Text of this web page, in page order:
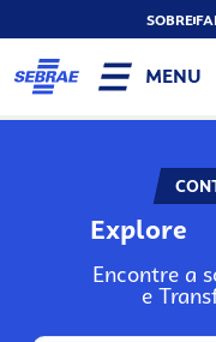
SOBRE
MENU
Explore
Encontre a
e